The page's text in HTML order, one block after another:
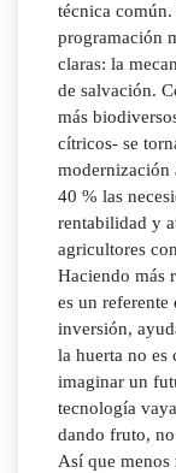
técnica
programación
claras: la
de salvación.
más
cítricos- se
modernización
40 % las
rentabilidad y
agricultores
Haciendo más
es un referente
inversión,
la huerta no es
imaginar un
tecnología
dando fruto,
Así que